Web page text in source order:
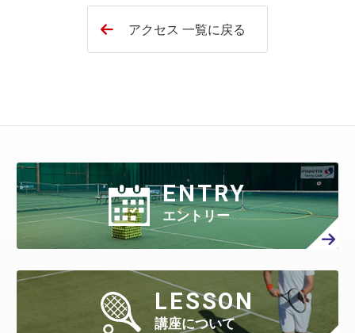
アクセス 一覧に戻る
ENTRY
エントリー
LESSON
講座について